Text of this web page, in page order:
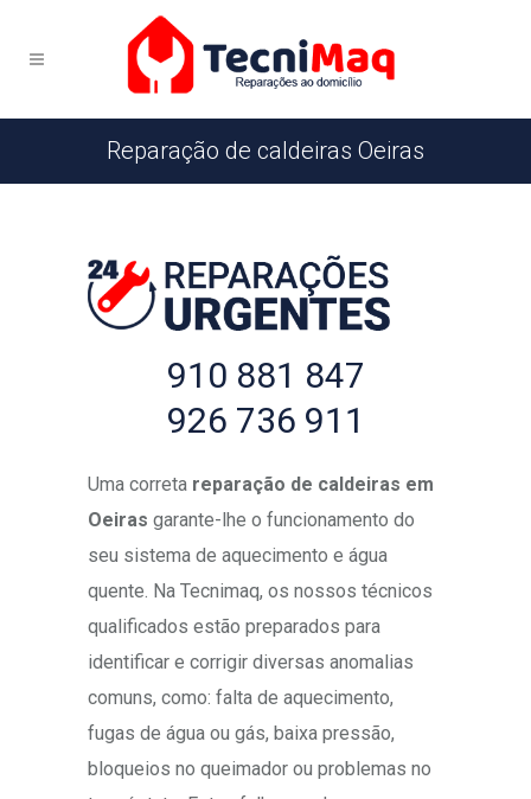
Reparação de caldeiras Oeiras
910 881 847
926 736 911
Uma correta reparação de caldeiras em
Oeiras garante-lhe o funcionamento do
seu sistema de aquecimento e água
quente. Na Tecnimaq, os nossos técnicos
qualificados estão preparados para
identificar e corrigir diversas anomalias
comuns, como: falta de aquecimento,
fugas de água ou gás, baixa pressão,
bloqueios no queimador ou problemas no